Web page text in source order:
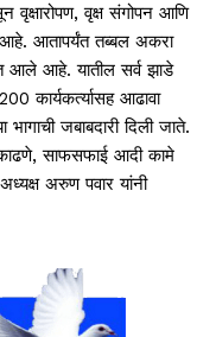
वृक्षारोपण, वृक्ष संगोपन आणि
आहे. आतापर्यंत तब्बल अकरा
आले आहे. यातील सर्व झाडे
कार्यकर्त्यासह आढावा
जबाबदारी दिली जाते.
काढणे, साफसफाई आदी कामे
अरुण पवार यांनी